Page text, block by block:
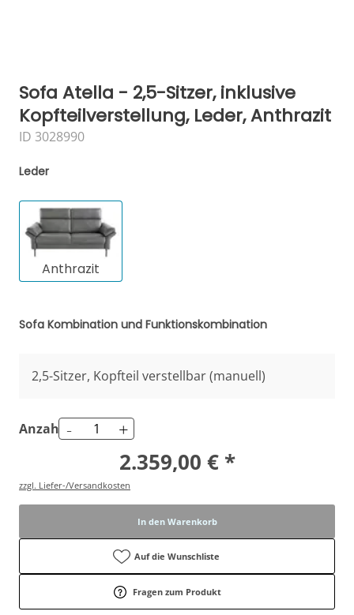
Sofa Atella - 2,5-Sitzer, inklusive
Kopfteilverstellung, Leder, Anthrazit
ID 3028990
Leder
Anthrazit
Sofa Kombination und Funktionskombination
2,5-Sitzer, Kopfteil verstellbar (manuell)
Anzahl - +
2.359,00 € *
zzgl. Liefer-/Versandkosten
In den Warenkorb
Auf die Wunschliste
Fragen zum Produkt